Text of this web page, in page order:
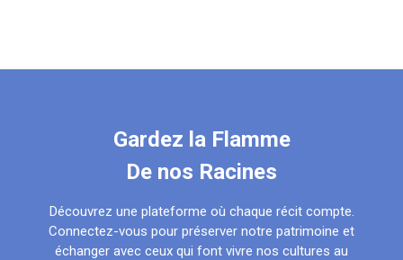
Gardez la Flamme
De nos Racines
Découvrez une plateforme où chaque récit compte.
Connectez-vous pour préserver notre patrimoine et
échanger avec ceux qui font vivre nos cultures au